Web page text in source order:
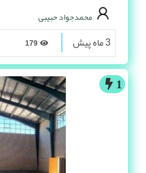
محمدجواد حبیبی
3 ماه پیش
1